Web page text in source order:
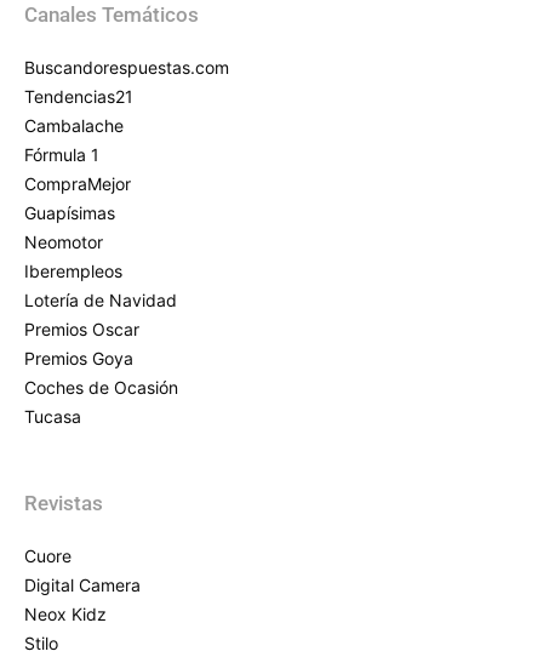
Canales Temáticos
Buscandorespuestas.com
Tendencias21
Cambalache
Fórmula 1
CompraMejor
Guapísimas
Neomotor
Iberempleos
Lotería de Navidad
Premios Oscar
Premios Goya
Coches de Ocasión
Tucasa
Revistas
Cuore
Digital Camera
Neox Kidz
Stilo